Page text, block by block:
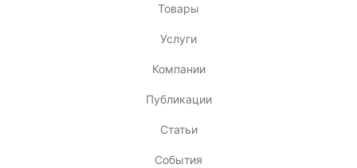
Товары
Услуги
Компании
Публикации
Статьи
События